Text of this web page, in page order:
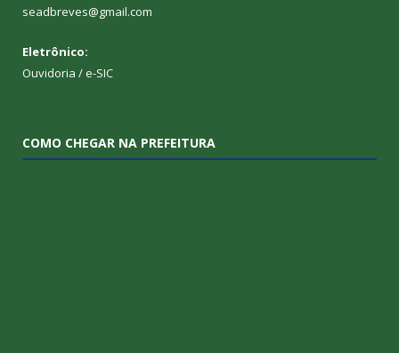
seadbreves@gmail.com
Eletrônico:
Ouvidoria /e-SIC
COMO CHEGAR NA PREFEITURA